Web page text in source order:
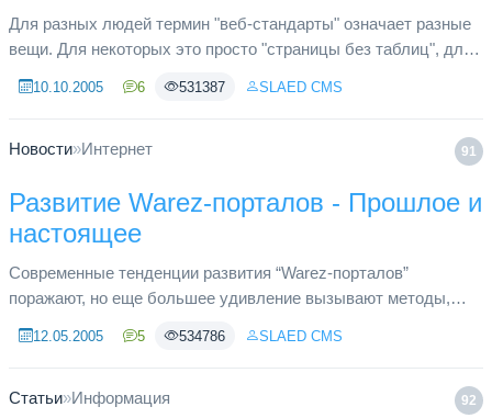
Для разных людей термин "веб-стандарты" означает разные
вещи. Для некоторых это просто "страницы без таблиц", для
намного ...
10.10.2005 6 531387 SLAED CMS
91
Новости»Интернет
Развитие Warez-порталов - Прошлое и
настоящее
Современные тенденции развития “Warez-порталов”
поражают, но еще большее удивление вызывают методы,
понял о чем пойдет реч...
12.05.2005 5 534786 SLAED CMS
92
Статьи»Информация